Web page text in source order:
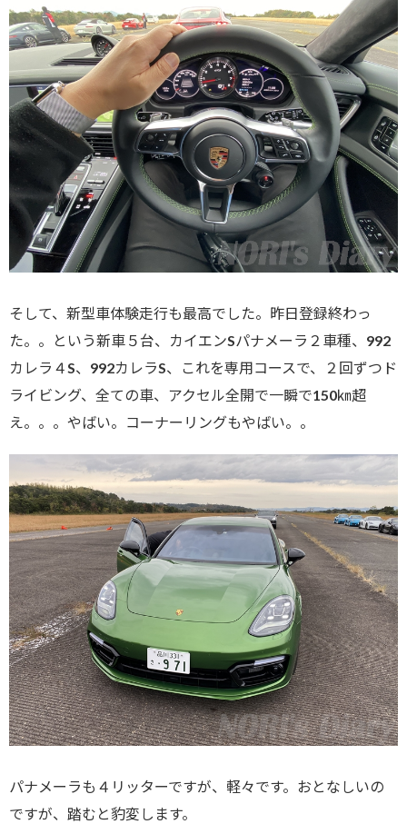
そして、新型車体験走行も最高でした。昨日登録終わっ
た。。という新車５台、カイエンSパナメーラ２車種、992
カレラ４S、992カレラS、これを専用コースで、２回ずつド
ライビング、全ての車、アクセル全開で一瞬で150㎞超
え。。。やばい。コーナーリングもやばい。。
パナメーラも４リッターですが、軽々です。おとなしいの
ですが、踏むと豹変します。